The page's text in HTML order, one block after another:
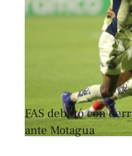
FAS debutó con
ante Motagua